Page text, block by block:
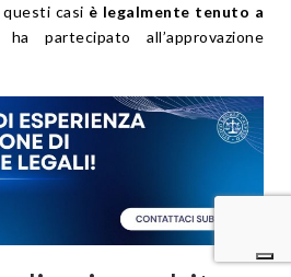
casi è legalmente tenuto a
partecipato all’approvazione